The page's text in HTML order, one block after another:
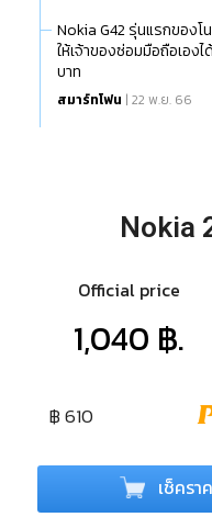
Nokia G42 รุ่นแรกของโ
ให้เจ้าของซ่อมมือถือเอง
บาท
สมาร์ทโฟน | 22 พ.ย. 66
Nokia
Official price
1,040 ฿.
฿ 610
เช็ครา